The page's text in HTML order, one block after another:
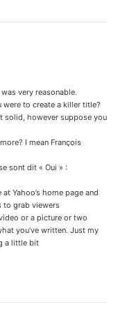
very reasonable.
to create a killer title?
solid, however suppose you
I mean François
sont dit « Oui » :
Yahoo’s home page and
to grab viewers
or a picture or two
you’ve written. Just my
a little bit